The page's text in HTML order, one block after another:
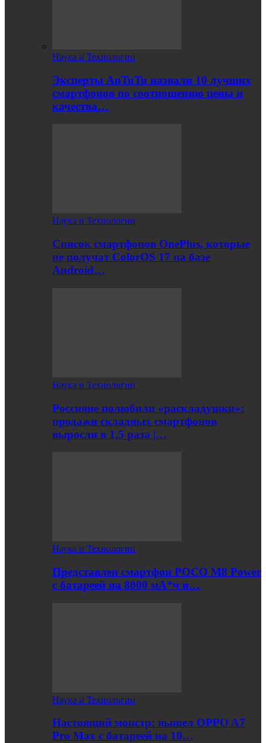
Наука и Технологии
Эксперты AnTuTu назвали 10 лучших
смартфонов по соотношению цены и
качества…
Наука и Технологии
Список смартфонов OnePlus, которые
не получат ColorOS 17 на базе
Android…
Наука и Технологии
Россияне полюбили «раскладушки»:
продажи складных смартфонов
выросли в 1,5 раза |…
Наука и Технологии
Представлен смартфон POCO M8 Power
с батареей на 8000 мА*ч и…
Наука и Технологии
Настоящий монстр: вышел OPPO A7
Pro Max с батареей на 10…